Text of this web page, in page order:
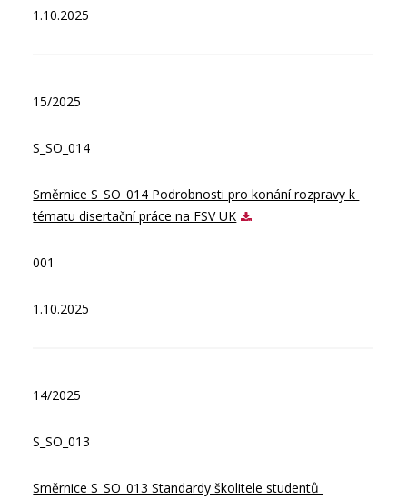
1.10.2025
15/2025
S_SO_014
Směrnice S_SO_014 Podrobnosti pro konání rozpravy k
tématu disertační práce na FSV UK
001
1.10.2025
14/2025
S_SO_013
Směrnice S_SO_013 Standardy školitele studentů